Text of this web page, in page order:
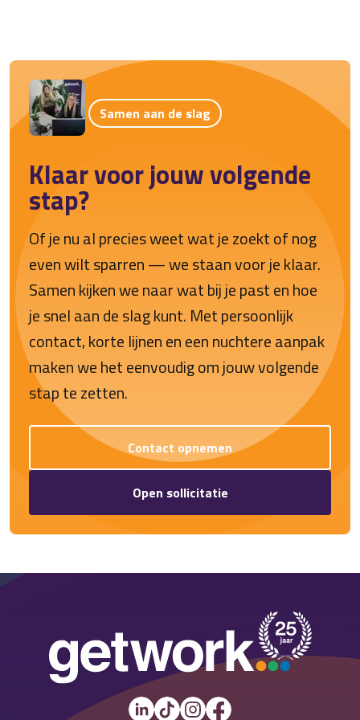
Samen aan de slag
Klaar voor jouw volgende
stap?
Of je nu al precies weet wat je zoekt of nog
even wilt sparren — we staan voor je klaar.
Samen kijken we naar wat bij je past en hoe
je snel aan de slag kunt. Met persoonlijk
contact, korte lijnen en een nuchtere aanpak
maken we het eenvoudig om jouw volgende
stap te zetten.
Contact opnemen
Open sollicitatie